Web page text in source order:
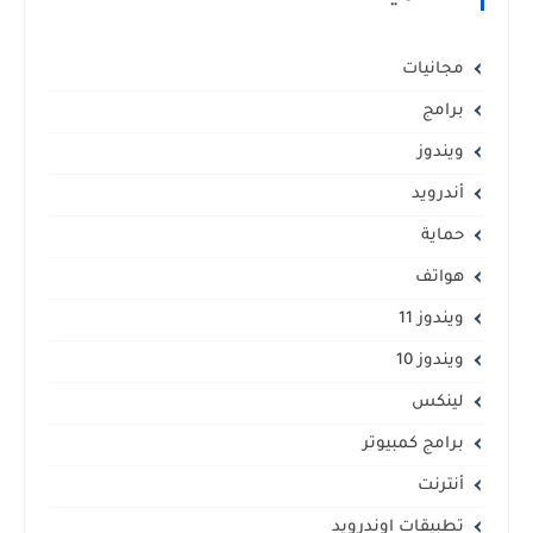
مجانيات
برامج
ويندوز
أندرويد
حماية
هواتف
ويندوز 11
ويندوز 10
لينكس
برامج كمبيوتر
أنترنت
تطبيقات اوندرويد